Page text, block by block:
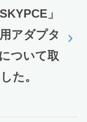
」
アダプタ
ついて取
た。